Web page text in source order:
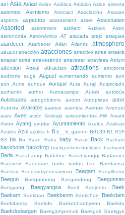
así Asia Asiad Asian Asiática Asiático Aside asienta
asientos Asimismo Asociaci Asociación
Asosan
aspecto
aspectos assessment asset Association
Assorted assortment astillero Astillero
Astro
astronomía
Astronómico AT atacada atajo ataques
atardecer Atardecer Atlan Atlantis atmosphere
atracci atracción atracciones atractivo atrae atraerá
atrapar atrás atravesando atravesar atraviesa Atrium
attention Atteul attraction attractions
attrctions
auditorio
auge August aumentando aumento
aun
aún
Aune aunque Aunque Aura Auraji Auspiciado
authentic
author Autoacampe Autob autobús
Autobuses autogobierno autom Autopistas autor
Autovía Available avance avenida Avenue Avenuel
aves Aves avión Avistaje avistamientos AW Award
Awon Ayang ayudar Ayuntamiento Azalea Azaleas
Azales Azul azules b B b__b_garden B0139 B1 B1F
B3
ba Ba Baan Baba baby Bacar Back Backam
backbone backdrop backpackers backside backyard
Bada Badabaragi Badahoe Badahyanggi Badanara
Badareul
Badeurae bado bados bae
Baedamsa
Baedari Baedarimyeonsamuso Baegam Baegilheon
Baegun Baegunbong Baegundong Baegunsan
Baegyang Baegyangsa Baeil Baejeom
Baek
Baekam Baekban Baekbeom Baekchae Baekdam
Baekdamsa Baekdo Baekdohaebyeon Baekdu
Baekdudaegan Baekgamyeonok Baekgok Baekgye